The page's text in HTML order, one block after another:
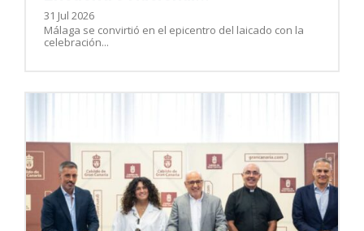
31 Jul 2026
Málaga se convirtió en el epicentro del laicado con la
celebración...